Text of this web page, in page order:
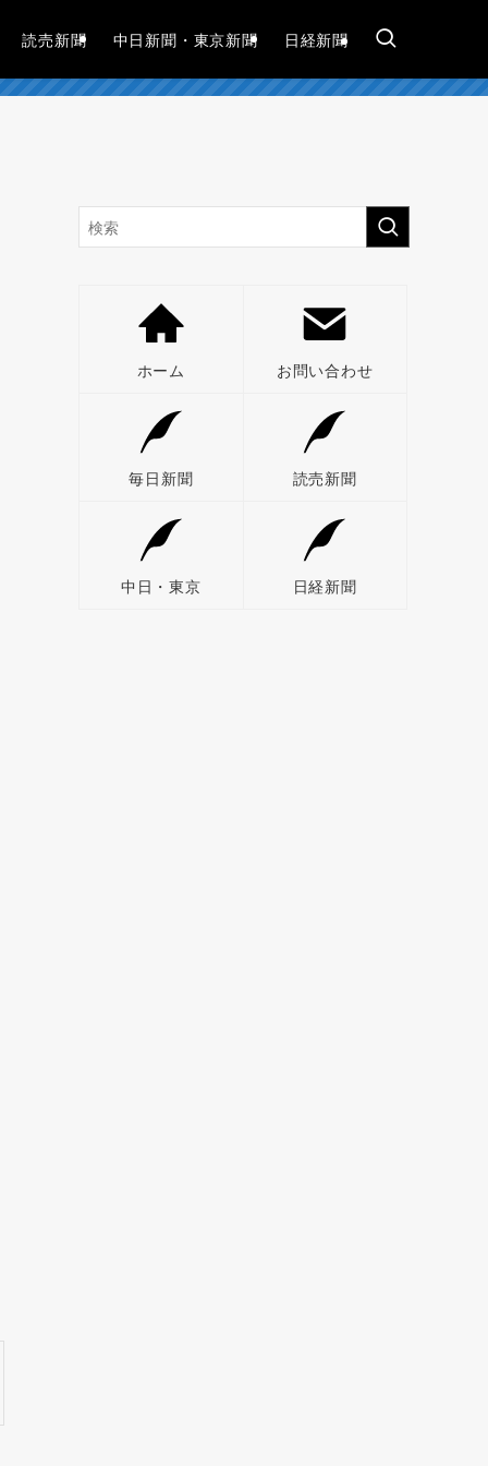
読売新聞 中日新聞・東京新聞 日経新聞
ホーム お問い合わせ
毎日新聞 読売新聞
中日・東京 日経新聞